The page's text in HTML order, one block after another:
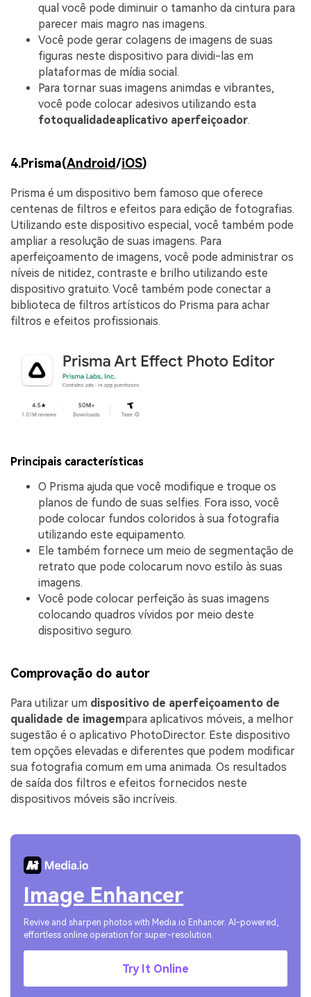
qual você pode diminuir o tamanho da cintura para
parecer mais magro nas imagens.
Você pode gerar colagens de imagens de suas
figuras neste dispositivo para dividi-las em
plataformas de mídia social.
Para tornar suas imagens animdas e vibrantes,
você pode colocar adesivos utilizando esta
fotoqualidadeaplicativo aperfeiçoador.
4.Prisma(Android/iOS)
Prisma é um dispositivo bem famoso que oferece
centenas de filtros e efeitos para edição de fotografias.
Utilizando este dispositivo especial, você também pode
ampliar a resolução de suas imagens. Para
aperfeiçoamento de imagens, você pode administrar os
níveis de nitidez, contraste e brilho utilizando este
dispositivo gratuito. Você também pode conectar a
biblioteca de filtros artísticos do Prisma para achar
filtros e efeitos profissionais.
Principais características
O Prisma ajuda que você modifique e troque os
planos de fundo de suas selfies. Fora isso, você
pode colocar fundos coloridos à sua fotografia
utilizando este equipamento.
Ele também fornece um meio de segmentação de
retrato que pode colocarum novo estilo às suas
imagens.
Você pode colocar perfeição às suas imagens
colocando quadros vívidos por meio deste
dispositivo seguro.
Comprovação do autor
Para utilizar um dispositivo de aperfeiçoamento de
qualidade de imagempara aplicativos móveis, a melhor
sugestão é o aplicativo PhotoDirector. Este dispositivo
tem opções elevadas e diferentes que podem modificar
sua fotografia comum em uma animada. Os resultados
de saída dos filtros e efeitos fornecidos neste
dispositivos móveis são incríveis.
Image Enhancer
Revive and sharpen photos with Media.io Enhancer. AI-powered,
effortless online operation for super-resolution.
Try It Online